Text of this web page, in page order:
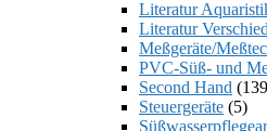
Literatur
Literatur
Meßgeräte/
PVC-Süß- und
Second Hand
Steuergeräte (5)